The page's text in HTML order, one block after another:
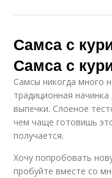
Самса с
Самса с
Самсы никогда много
традиционная
выпечки. Слоеное
чем чаще готовишь
получается.
Хочу попробовать
пробуйте вместе со